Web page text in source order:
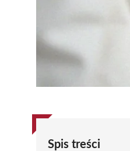
Spis treści